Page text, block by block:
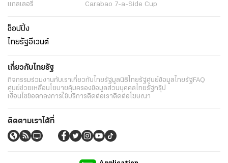
แกลเลอรี่
Carabao 7-a-Side Cup
ช็อปปิ้ง
ไทยรัฐอีเวนต์
เกี่ยวกับไทยรัฐ
กิจกรรมร่วมงานกับเราเกี่ยวกับไทยรัฐมูลนิธิไทยรัฐศูนย์ข้อมูลไทยรัฐFAQ
ศูนย์ช่วยเหลือนโยบายคุ้มครองข้อมูลส่วนบุคคลไทยรัฐกรุ๊ป
เงื่อนไขข้อตกลงการใช้บริการติดต่อเราติดต่อโฆษณา
ติดตามเราได้ที่